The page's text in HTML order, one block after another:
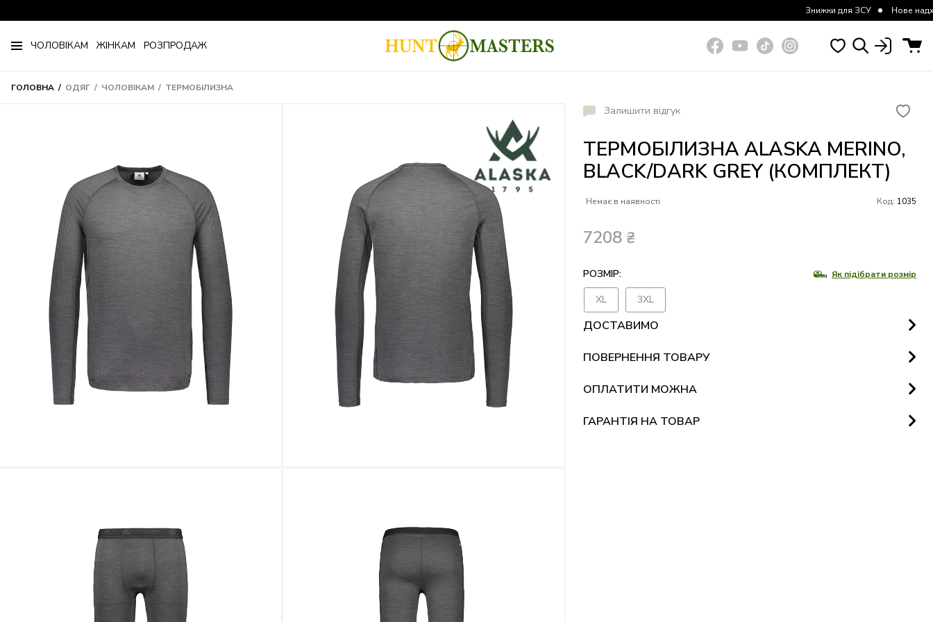
Знижки для ЗСУ Нове надходження
ЧОЛОВІКАМ ЖІНКАМ РОЗПРОДАЖ
ГОЛОВНА ОДЯГ ЧОЛОВІКАМ ТЕРМОБІЛИЗНА
Залишити відгук
ТЕРМОБІЛИЗНА ALASKA MERINO,
BLACK/DARK GREY (КОМПЛЕКТ)
Немає в наявності Код: 1035
7208 ₴
РОЗМІР: Як підібрати розмір
XL 3XL
ДОСТАВИМО
ПОВЕРНЕННЯ ТОВАРУ
ОПЛАТИТИ МОЖНА
ГАРАНТІЯ НА ТОВАР